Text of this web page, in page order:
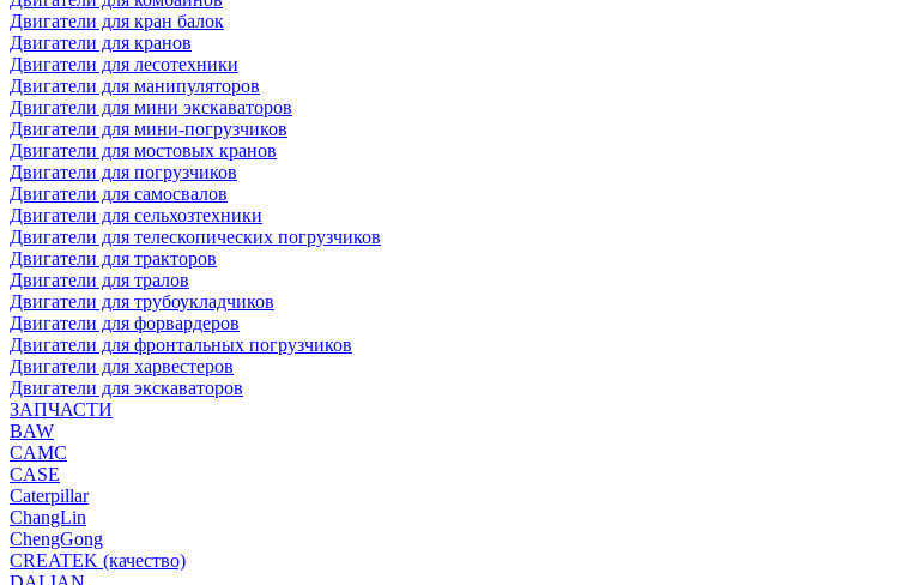
Двигатели для кран балок
Двигатели для кранов
Двигатели для лесотехники
Двигатели для манипуляторов
Двигатели для мини экскаваторов
Двигатели для мини-погрузчиков
Двигатели для мостовых кранов
Двигатели для погрузчиков
Двигатели для самосвалов
Двигатели для сельхозтехники
Двигатели для телескопических погрузчиков
Двигатели для тракторов
Двигатели для тралов
Двигатели для трубоукладчиков
Двигатели для форвардеров
Двигатели для фронтальных погрузчиков
Двигатели для харвестеров
Двигатели для экскаваторов
ЗАПЧАСТИ
BAW
CAMC
CASE
Caterpillar
ChangLin
ChengGong
CREATEK (качество)